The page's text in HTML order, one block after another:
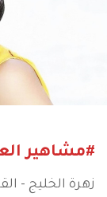
#مشاهير
زهرة الخليج -